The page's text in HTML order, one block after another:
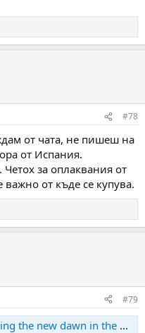
#78
от чата, не пишеш на
от Испания.
за оплаквания от
от къде се купува.
#79
dawn in the World of Airguns